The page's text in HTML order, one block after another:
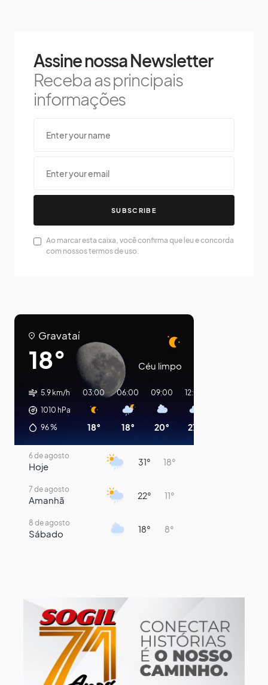
Assine nossa Newsletter
Receba as principais
informações
SUBSCRIBE
Ao marcar esta caixa, você confirma que leu e concorda
com nossos termos de uso.
Gravataí
18° Céu limpo
5.9 km/h
1010 hPa
96%
03:00
18°
06:00
18°
09:00
20°
12:00
27°
6 de agosto
Hoje 31° 18°
7 de agosto
Amanhã 22° 11°
8 de agosto
Sábado 18° 8°
11 de agosto
Terça-Feira 16° 8°
12 de agosto
Quarta-Feira 15° 8°